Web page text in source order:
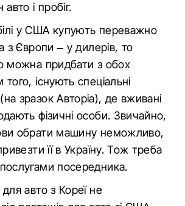
і пробіг.
у США купують переважно
з Європи – у дилерів, то
можна придбати з обох
існують спеціальні
зразок Авторіа), де вживані
фізичні особи. Звичайно,
обрати машину неможливо,
її в Україну. Тож треба
посередника.
авто з Кореї не